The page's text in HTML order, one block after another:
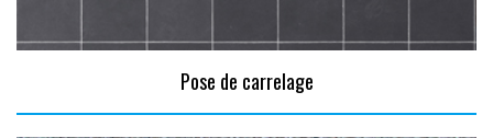
Pose de carrelage